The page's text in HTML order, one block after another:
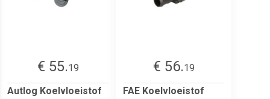
€ 55.19
Autlog Koelvloeistof
€ 56.19
FAE Koelvloeistof